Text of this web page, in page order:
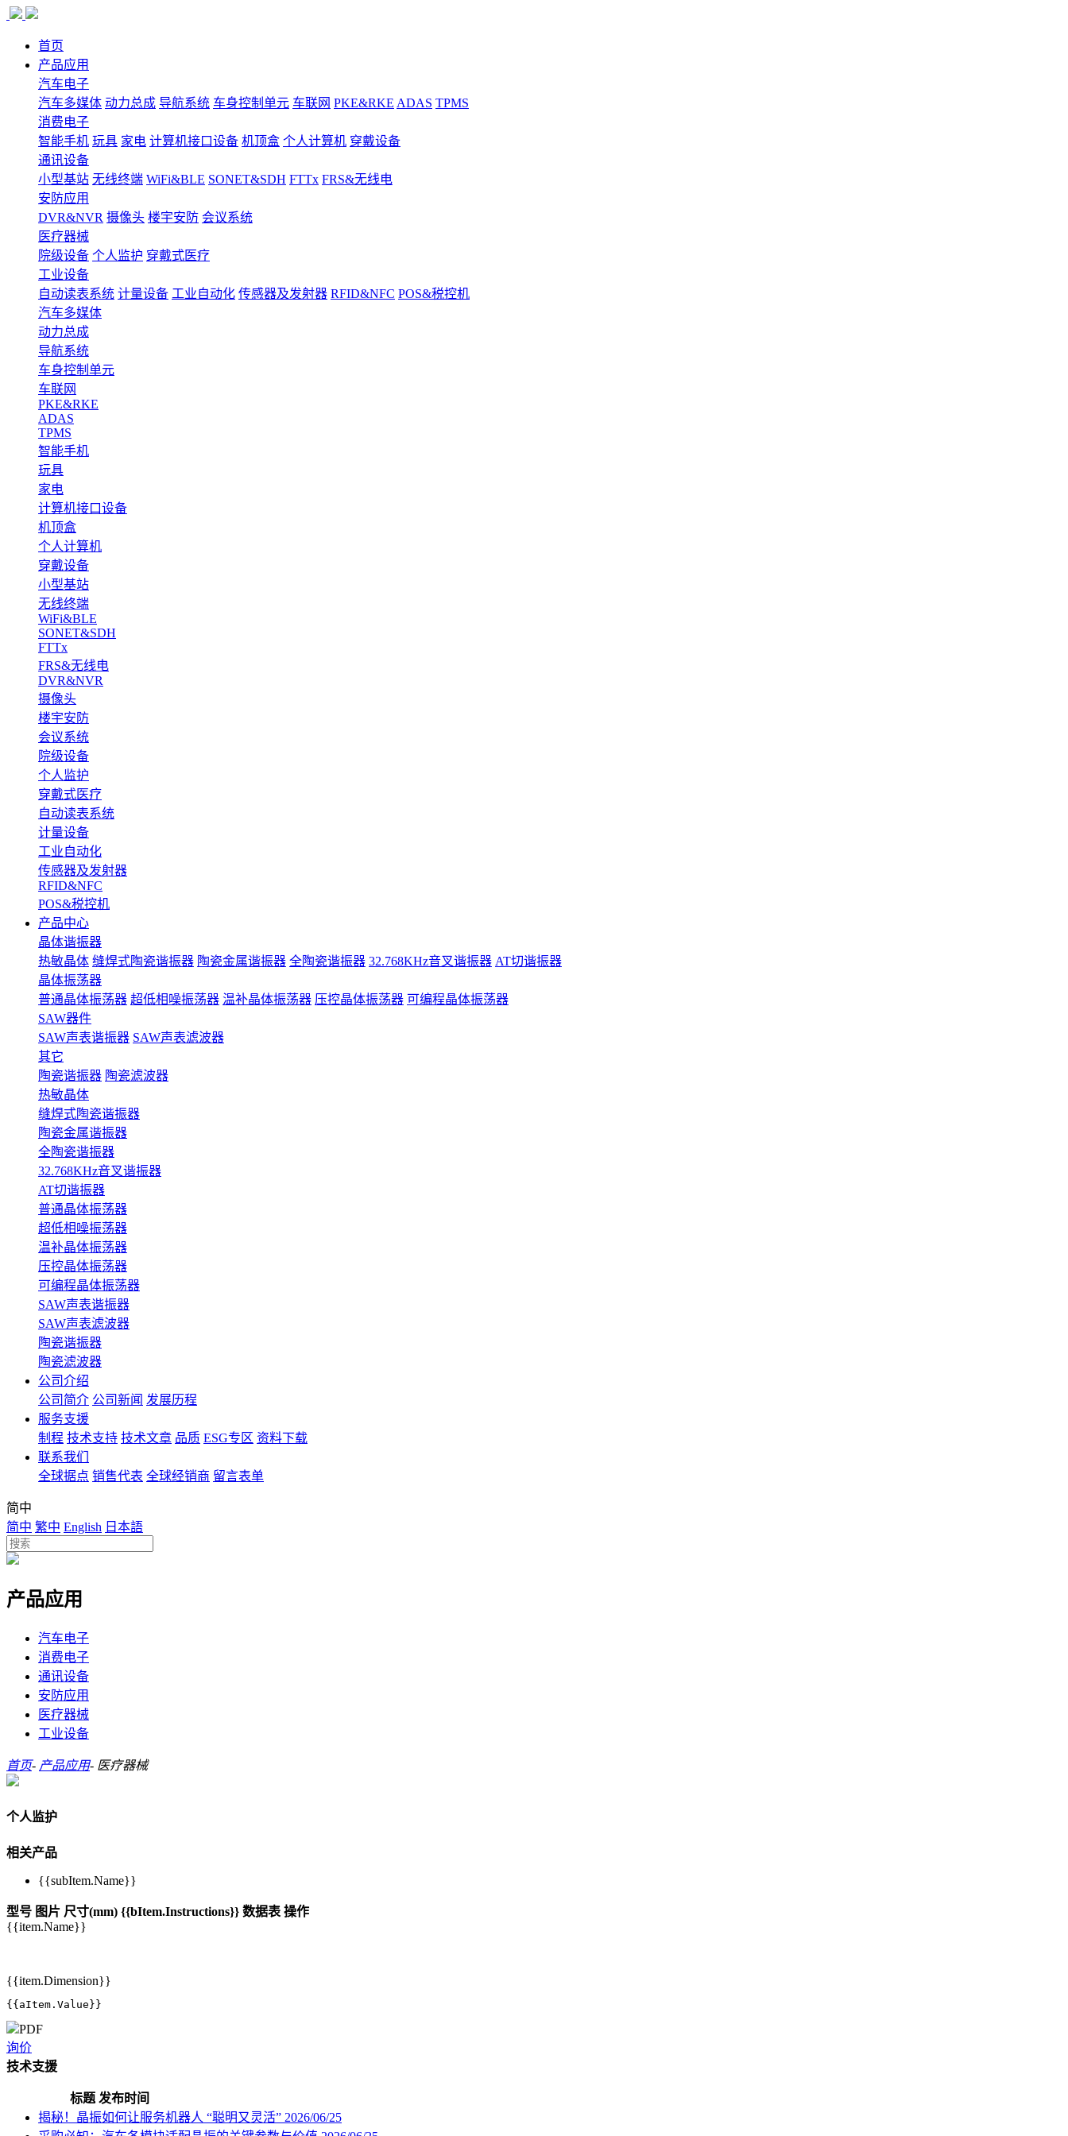
首页
产品应用
汽车电子
汽车多媒体 动力总成 导航系统 车身控制单元 车联网 PKE&RKE ADAS TPMS
消费电子
智能手机 玩具 家电 计算机接口设备 机顶盒 个人计算机 穿戴设备
通讯设备
小型基站 无线终端 WiFi&BLE SONET&SDH FTTx FRS&无线电
安防应用
DVR&NVR 摄像头 楼宇安防 会议系统
医疗器械
院级设备 个人监护 穿戴式医疗
工业设备
自动读表系统 计量设备 工业自动化 传感器及发射器 RFID&NFC POS&税控机
汽车多媒体
动力总成
导航系统
车身控制单元
车联网
PKE&RKE
ADAS
TPMS
智能手机
玩具
家电
计算机接口设备
机顶盒
个人计算机
穿戴设备
小型基站
无线终端
WiFi&BLE
SONET&SDH
FTTx
FRS&无线电
DVR&NVR
摄像头
楼宇安防
会议系统
院级设备
个人监护
穿戴式医疗
自动读表系统
计量设备
工业自动化
传感器及发射器
RFID&NFC
POS&税控机
产品中心
晶体谐振器
热敏晶体 缝焊式陶瓷谐振器 陶瓷金属谐振器 全陶瓷谐振器 32.768KHz音叉谐振器 AT切谐振器
晶体振荡器
普通晶体振荡器 超低相噪振荡器 温补晶体振荡器 压控晶体振荡器 可编程晶体振荡器
SAW器件
SAW声表谐振器 SAW声表滤波器
其它
陶瓷谐振器 陶瓷滤波器
热敏晶体
缝焊式陶瓷谐振器
陶瓷金属谐振器
全陶瓷谐振器
32.768KHz音叉谐振器
AT切谐振器
普通晶体振荡器
超低相噪振荡器
温补晶体振荡器
压控晶体振荡器
可编程晶体振荡器
SAW声表谐振器
SAW声表滤波器
陶瓷谐振器
陶瓷滤波器
公司介绍
公司简介 公司新闻 发展历程
服务支援
制程 技术支持 技术文章 品质 ESG专区 资料下载
联系我们
全球据点 销售代表 全球经销商 留言表单
简中
简中 繁中 English 日本語
产品应用
汽车电子
消费电子
通讯设备
安防应用
医疗器械
工业设备
首页- 产品应用- 医疗器械
个人监护
相关产品
{{subItem.Name}}
型号 图片 尺寸(mm) {{bItem.Instructions}} 数据表 操作
{{item.Name}}
{{item.Dimension}}
{{aItem.Value}}
PDF
询价
技术支援
标题 发布时间
揭秘！晶振如何让服务机器人 “聪明又灵活” 2026/06/25